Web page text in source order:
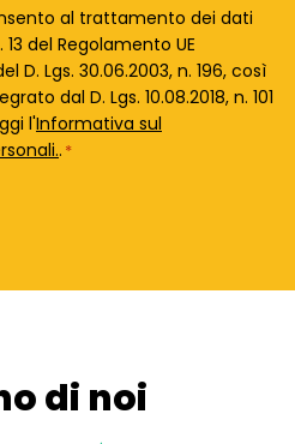
al trattamento dei dati
del Regolamento UE
D. Lgs. 30.06.2003, n. 196, così
dal D. Lgs. 10.08.2018, n. 101
l'Informativa sul
. *
di noi